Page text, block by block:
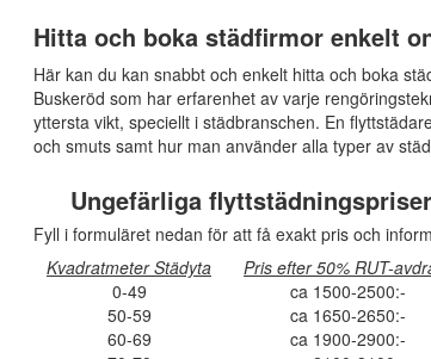
Hitta och boka städfirmor enkelt
Här kan du kan snabbt och enkelt hitta och boka
Buskeröd som har erfarenhet av varje
yttersta vikt, speciellt i städbranschen. En
och smuts samt hur man använder alla typer av
Ungefärliga flyttstädningspriser
Fyll i formuläret nedan för att få exakt pris och
Kvadratmeter Städyta
Pris efter 50% RUT-
0-49
ca 1500-2500:-
50-59
ca 1650-2650:-
60-69
ca 1900-2900:-